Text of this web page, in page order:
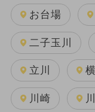
お台場
二子玉川
立川
川崎